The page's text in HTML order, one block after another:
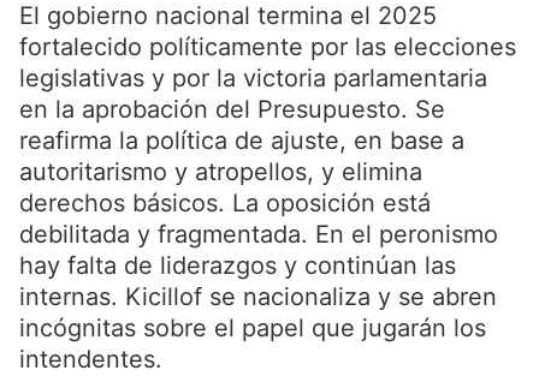
El gobierno nacional termina el 2025
fortalecido políticamente por las elecciones
legislativas y por la victoria parlamentaria
en la aprobación del Presupuesto. Se
reafirma la política de ajuste, en base a
autoritarismo y atropellos, y elimina
derechos básicos. La oposición está
debilitada y fragmentada. En el peronismo
hay falta de liderazgos y continúan las
internas. Kicillof se nacionaliza y se abren
incógnitas sobre el papel que jugarán los
intendentes.